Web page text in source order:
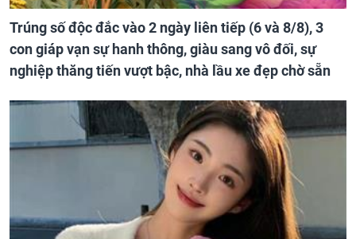
Trúng số độc đắc vào 2 ngày liên tiếp (6 và 8/8), 3
con giáp vạn sự hanh thông, giàu sang vô đối, sự
nghiệp thăng tiến vượt bậc, nhà lầu xe đẹp chờ sẵn